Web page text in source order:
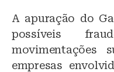
A apuração do
possíveis
movimentações
empresas